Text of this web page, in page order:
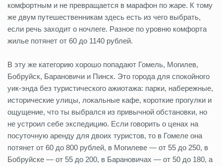
комфортным и не превращается в марафон по жаре. К тому
же двум путешественникам здесь есть из чего выбрать,
если речь заходит о ночлеге. Разное по уровню комфорта
жилье потянет от 60 до 1140 рублей.
В эту же категорию хорошо попадают Гомель, Могилев,
Бобруйск, Барановичи и Пинск. Это города для спокойного
уик-энда без туристического ажиотажа: парки, набережные,
исторические улицы, локальные кафе, короткие прогулки и
ощущение, что ты выбрался из привычной обстановки, но
не устроил себе экспедицию. Если говорить о ценах на
посуточную аренду для двоих туристов, то в Гомеле она
потянет от 60 до 800 рублей, в Могилеве — от 55 до 250, в
Бобруйске — от 55 до 200, в Барановичах — от 50 до 180, а